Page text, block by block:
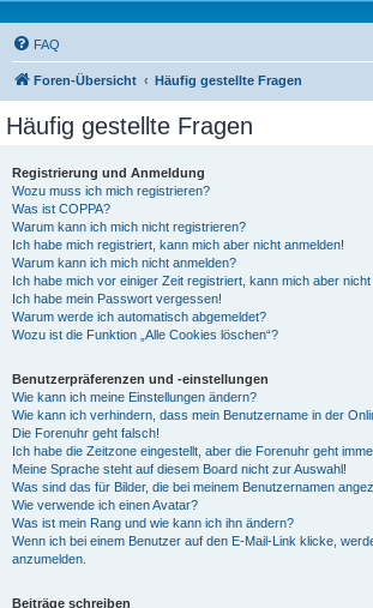
FAQ
Foren-Übersicht Häufig gestellte Fragen
Häufig gestellte Fragen
Registrierung und Anmeldung
Wozu muss ich mich registrieren?
Was ist COPPA?
Warum kann ich mich nicht registrieren?
Ich habe mich registriert, kann mich aber nicht anmelden!
Warum kann ich mich nicht anmelden?
Ich habe mich vor einiger Zeit registriert, kann mich aber
Ich habe mein Passwort vergessen!
Warum werde ich automatisch abgemeldet?
Wozu ist die Funktion „Alle Cookies löschen“?
Benutzerpräferenzen und -einstellungen
Wie kann ich meine Einstellungen ändern?
Wie kann ich verhindern, dass mein Benutzername in der
Die Forenuhr geht falsch!
Ich habe die Zeitzone eingestellt, aber die Forenuhr geht
Meine Sprache steht auf diesem Board nicht zur Auswahl!
Was sind das für Bilder, die bei meinem Benutzernamen
Wie verwende ich einen Avatar?
Was ist mein Rang und wie kann ich ihn ändern?
Wenn ich bei einem Benutzer auf den E-Mail-Link klicke,
anzumelden.
Beiträge schreiben